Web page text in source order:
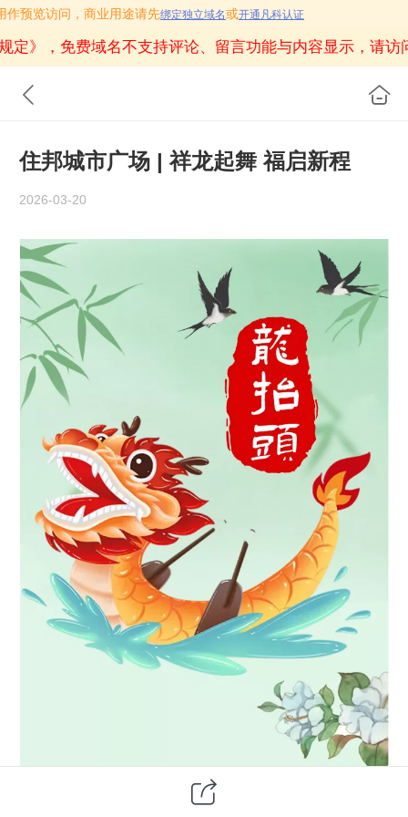
预览访问，商业用途请先绑定独立域名或开通凡科认证
定》 ，免费域名不支持评论、留言功能与内容显示，请访
住邦城市广场 | 祥龙起舞 福启新程
2026-03-20